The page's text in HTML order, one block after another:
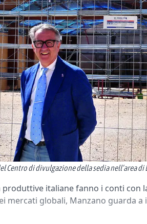
Centro di divulgazione della sedia nell’area di
italiane fanno i conti con
mercati globali, Manzano guarda a